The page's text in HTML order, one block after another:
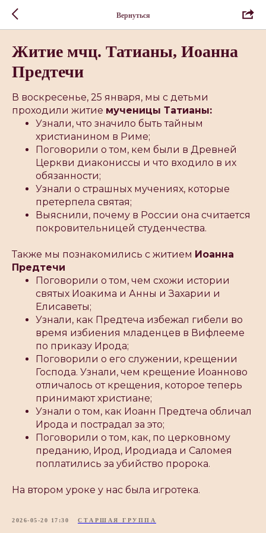
Вернуться
Житие мчц. Татианы, Иоанна
Предтечи
В воскресенье, 25 января, мы с детьми
проходили житие мученицы Татианы:
Узнали, что значило быть тайным
христианином в Риме;
Поговорили о том, кем были в Древней
Церкви диакониссы и что входило в их
обязанности;
Узнали о страшных мучениях, которые
претерпела святая;
Выяснили, почему в России она считается
покровительницей студенчества.
Также мы познакомились с житием Иоанна
Предтечи
Поговорили о том, чем схожи истории
святых Иоакима и Анны и Захарии и
Елисаветы;
Узнали, как Предтеча избежал гибели во
время избиения младенцев в Вифлееме
по приказу Ирода;
Поговорили о его служении, крещении
Господа. Узнали, чем крещение Иоанново
отличалось от крещения, которое теперь
принимают христиане;
Узнали о том, как Иоанн Предтеча обличал
Ирода и пострадал за это;
Поговорили о том, как, по церковному
преданию, Ирод, Иродиада и Саломея
поплатились за убийство пророка.
На втором уроке у нас была игротека.
2026-05-20 17:30 СТАРШАЯ ГРУППА